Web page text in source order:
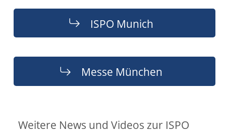
ISPO Munich
Messe München
Weitere News und Videos zur ISPO